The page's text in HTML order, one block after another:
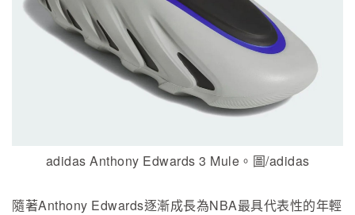
adidas Anthony Edwards 3 Mule。圖/adidas
隨著Anthony Edwards逐漸成長為NBA最具代表性的年輕